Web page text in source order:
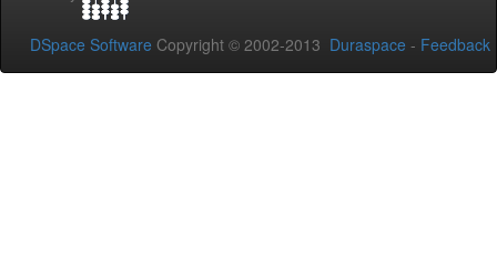
DSpace Software Copyright © 2002-2013 Duraspace - Feedback